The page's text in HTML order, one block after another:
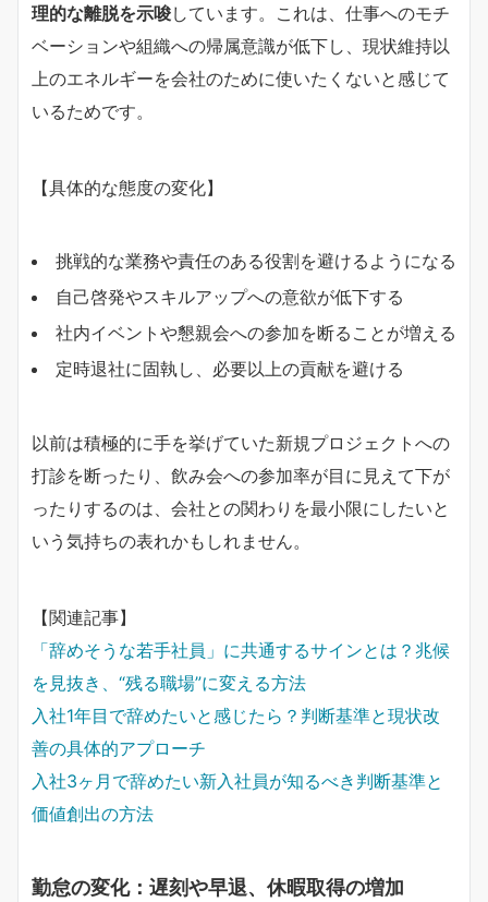
理的な離脱を示唆しています。これは、仕事へのモチ
ベーションや組織への帰属意識が低下し、現状維持以
上のエネルギーを会社のために使いたくないと感じて
いるためです。
【具体的な態度の変化】
挑戦的な業務や責任のある役割を避けるようになる
自己啓発やスキルアップへの意欲が低下する
社内イベントや懇親会への参加を断ることが増える
定時退社に固執し、必要以上の貢献を避ける
以前は積極的に手を挙げていた新規プロジェクトへの
打診を断ったり、飲み会への参加率が目に見えて下が
ったりするのは、会社との関わりを最小限にしたいと
いう気持ちの表れかもしれません。
【関連記事】
「辞めそうな若手社員」に共通するサインとは？兆候
を見抜き、“残る職場”に変える方法
入社1年目で辞めたいと感じたら？判断基準と現状改
善の具体的アプローチ
入社3ヶ月で辞めたい新入社員が知るべき判断基準と
価値創出の方法
勤怠の変化：遅刻や早退、休暇取得の増加